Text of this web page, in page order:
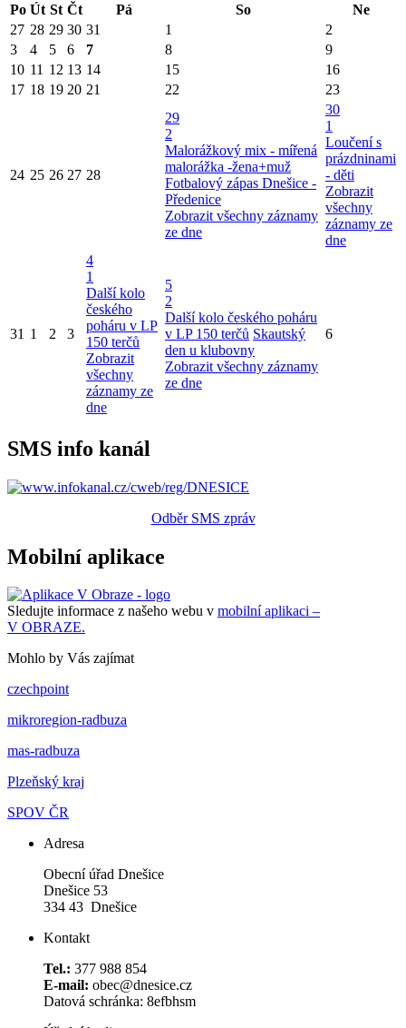
Po Út St Čt Pá So
Ne
27 28 29 30 31 1
2
3
4 5 6 7 8
9
10 11 12 13 14 15
16
17 18 19 20 21 22 23
24 25 26 27 28
29
2
Malorážkový mix - mířená
malorážka -žena+muž
Fotbalový zápas Dnešice -
Předenice
Zobrazit všechny záznamy
ze dne
30
1
Loučení s
prázdninami
- děti
Zobrazit
všechny
záznamy ze
dne
31 1 2 3
4
1
Další kolo
českého
poháru v LP
150 terčů
Zobrazit
všechny
záznamy ze
dne
5
2
Další kolo českého poháru
v LP 150 terčů Skautský
den u klubovny
Zobrazit všechny záznamy
ze dne
6
SMS info kanál
Odběr SMS zpráv
Mobilní aplikace
Sledujte informace z našeho webu v mobilní aplikaci –
V OBRAZE.
Mohlo by Vás zajímat
czechpoint
mikroregion-radbuza
mas-radbuza
Plzeňský kraj
SPOV ČR
Adresa
Obecní úřad Dnešice
Dnešice 53
334 43 Dnešice
Kontakt
Tel.: 377 988 854
E-mail: obec@dnesice.cz
Datová schránka: 8efbhsm